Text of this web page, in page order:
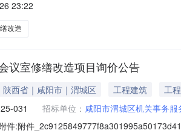
工期/交货期/服务期：10天：中标候选人第2
23:22
改造
议室修缮改造项目询价公告
陕西省｜咸阳市｜渭城区 工程建筑
工程
031 招标单位： 咸阳市渭城区机关事务服
件:附件